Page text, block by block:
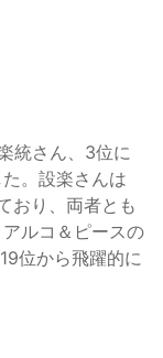
統さん、3位に
。設楽さんは
おり、両者とも
ルコ＆ピースの
位から飛躍的に